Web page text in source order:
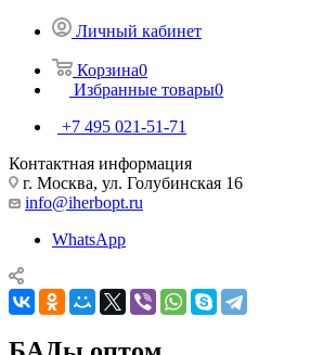
Личный кабинет
Корзина0
Избранные товары0
+7 495 021-51-71
Контактная информация
г. Москва, ул. Голубинская 16
info@iherbopt.ru
WhatsApp